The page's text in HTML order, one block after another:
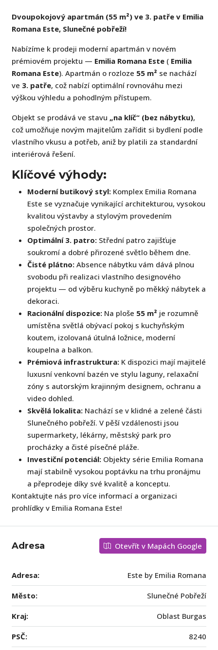
Dvoupokojový apartmán (55 m²) ve 3. patře v Emilia
Romana Este, Slunečné pobřeží!
Nabízíme k prodeji moderní apartmán v novém
prémiovém projektu — Emilia Romana Este ( Emilia
Romana Este). Apartmán o rozloze 55 m² se nachází
ve 3. patře, což nabízí optimální rovnováhu mezi
výškou výhledu a pohodlným přístupem.
Objekt se prodává ve stavu „na klíč“ (bez nábytku),
což umožňuje novým majitelům zařídit si bydlení podle
vlastního vkusu a potřeb, aniž by platili za standardní
interiérová řešení.
Klíčové výhody:
Moderní butikový styl: Komplex Emilia Romana
Este se vyznačuje vynikající architekturou, vysokou
kvalitou výstavby a stylovým provedením
společných prostor.
Optimální 3. patro: Střední patro zajišťuje
soukromí a dobré přirozené světlo během dne.
Čisté plátno: Absence nábytku vám dává plnou
svobodu při realizaci vlastního designového
projektu — od výběru kuchyně po měkký nábytek a
dekoraci.
Racionální dispozice: Na ploše 55 m² je rozumně
umístěna světlá obývací pokoj s kuchyňským
koutem, izolovaná útulná ložnice, moderní
koupelna a balkon.
Prémiová infrastruktura: K dispozici mají majitelé
luxusní venkovní bazén ve stylu laguny, relaxační
zóny s autorským krajinným designem, ochranu a
video dohled.
Skvělá lokalita: Nachází se v klidné a zelené části
Slunečného pobřeží. V pěší vzdálenosti jsou
supermarkety, lékárny, městský park pro
procházky a čisté písečné pláže.
Investiční potenciál: Objekty série Emilia Romana
mají stabilně vysokou poptávku na trhu pronájmu
a přeprodeje díky své kvalitě a konceptu.
Kontaktujte nás pro více informací a organizaci
prohlídky v Emilia Romana Este!
Adresa Otevřít v Mapách Google
Adresa: Este by Emilia Romana
Město: Slunečné Pobřeží
Kraj: Oblast Burgas
PSČ: 8240